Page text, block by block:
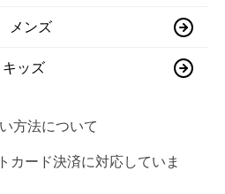
メンズ
キッズ
方法について
カード決済に対応していま